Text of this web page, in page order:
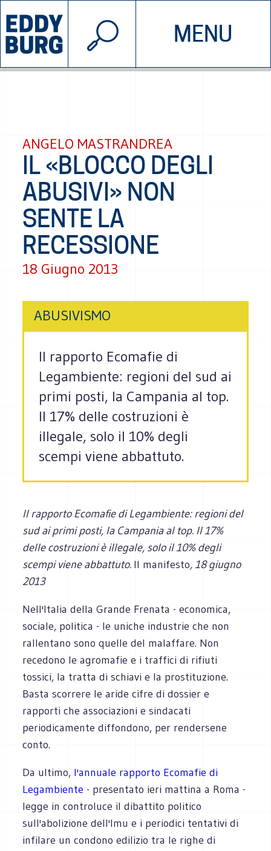
MENU
INIZIATIVE CHI SIAMO
© 2026 EDDYBURG
ANGELO MASTRANDREA
IL «BLOCCO DEGLI
ABUSIVI» NON
SENTE LA
RECESSIONE
18 Giugno 2013
ABUSIVISMO
Il rapporto Ecomafie di
Legambiente: regioni del sud ai
primi posti, la Campania al top.
Il 17% delle costruzioni è
illegale, solo il 10% degli
scempi viene abbattuto.
Il rapporto Ecomafie di Legambiente: regioni del
sud ai primi posti, la Campania al top. Il 17%
delle costruzioni è illegale, solo il 10% degli
scempi viene abbattuto. Il manifesto, 18 giugno
2013
Nell'Italia della Grande Frenata - economica,
sociale, politica - le uniche industrie che non
rallentano sono quelle del malaffare. Non
recedono le agromafie e i traffici di rifiuti
tossici, la tratta di schiavi e la prostituzione.
Basta scorrere le aride cifre di dossier e
rapporti che associazioni e sindacati
periodicamente diffondono, per rendersene
conto.
Da ultimo, l'annuale rapporto Ecomafie di
Legambiente - presentato ieri mattina a Roma -
legge in controluce il dibattito politico
sull'abolizione dell'Imu e i periodici tentativi di
infilare un condono edilizio tra le righe di